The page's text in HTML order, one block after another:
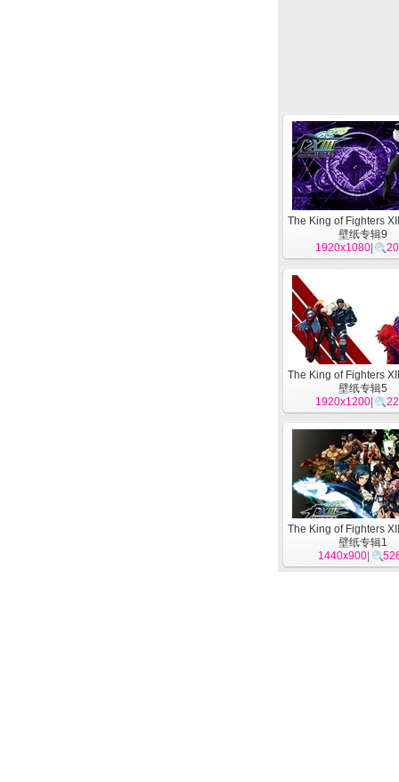
The King of Fighters
壁纸专辑9
1920x1080
The King of Fighters
壁纸专辑5
1920x1200
The King of Fighters
壁纸专辑1
1440x900